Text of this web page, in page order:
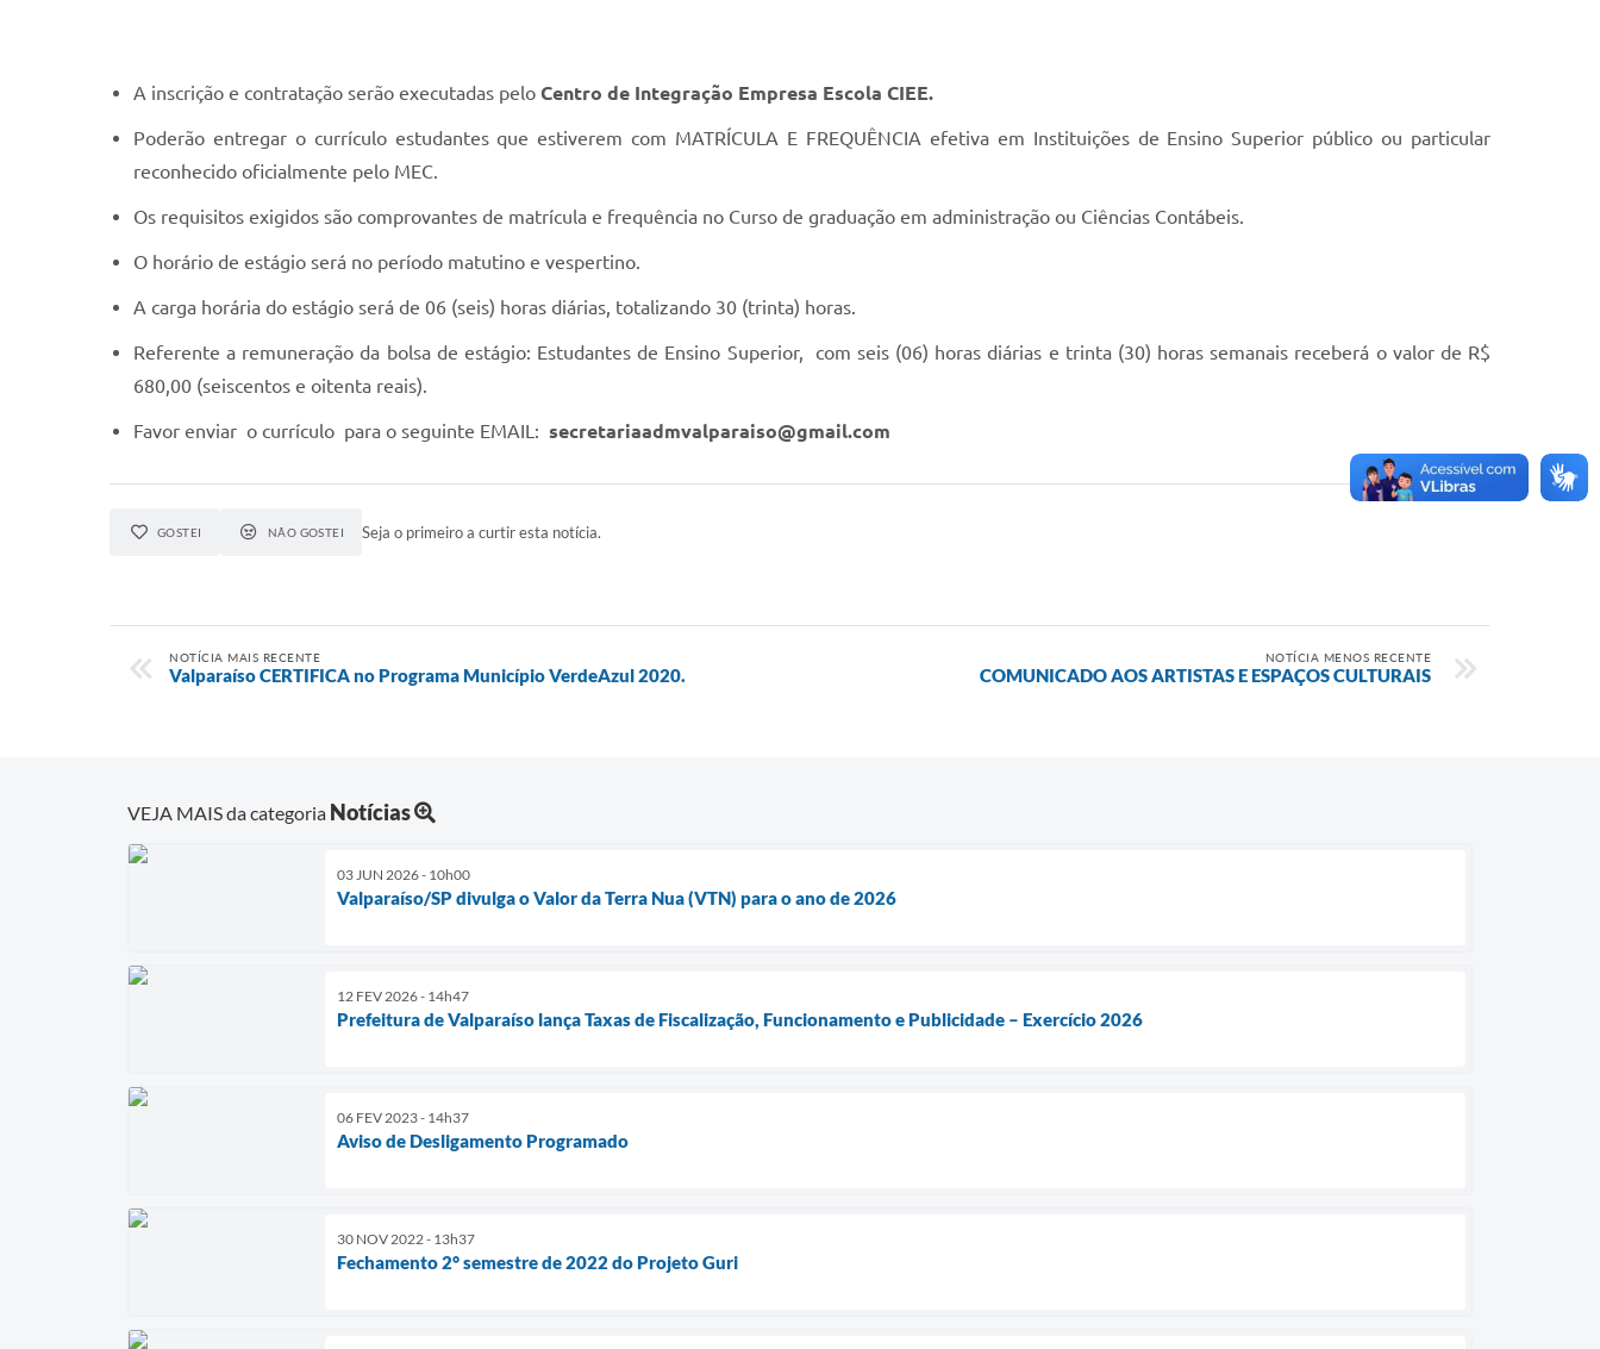
A inscrição e contratação serão executadas pelo Centro de Integração Empresa Escola CIEE.
Poderão entregar o currículo estudantes que estiverem com MATRÍCULA E FREQUÊNCIA efetiva em Instituições de Ensino Superior público ou particular
reconhecido oficialmente pelo MEC.
Os requisitos exigidos são comprovantes de matrícula e frequência no Curso de graduação em administração ou Ciências Contábeis.
O horário de estágio será no período matutino e vespertino.
A carga horária do estágio será de 06 (seis) horas diárias, totalizando 30 (trinta) horas.
Referente a remuneração da bolsa de estágio: Estudantes de Ensino Superior, com seis (06) horas diárias e trinta (30) horas semanais receberá o valor de R$
680,00 (seiscentos e oitenta reais).
Favor enviar o currículo para o seguinte EMAIL: secretariaadmvalparaiso@gmail.com
GOSTEI NÃO GOSTEI Seja o primeiro a curtir esta notícia.
NOTÍCIA MAIS RECENTE
Valparaíso CERTIFICA no Programa Município VerdeAzul 2020.
NOTÍCIA MENOS RECENTE
COMUNICADO AOS ARTISTAS E ESPAÇOS CULTURAIS
VEJA MAIS da categoria Notícias
03 JUN 2026 - 10h00
Valparaíso/SP divulga o Valor da Terra Nua (VTN) para o ano de 2026
12 FEV 2026 - 14h47
Prefeitura de Valparaíso lança Taxas de Fiscalização, Funcionamento e Publicidade – Exercício 2026
06 FEV 2023 - 14h37
Aviso de Desligamento Programado
30 NOV 2022 - 13h37
Fechamento 2° semestre de 2022 do Projeto Guri